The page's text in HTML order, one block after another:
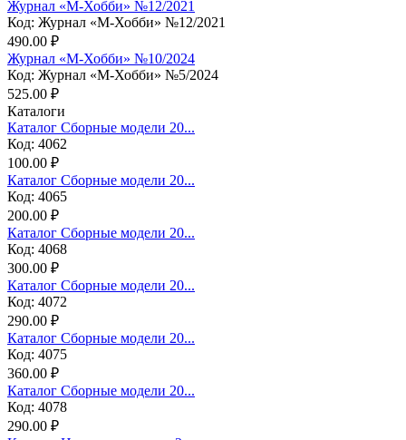
Журнал «М-Хобби» №12/2021
Код: Журнал «М-Хобби» №12/2021
490.00 ₽
Журнал «М-Хобби» №10/2024
Код: Журнал «М-Хобби» №5/2024
525.00 ₽
Каталоги
Каталог Сборные модели 20...
Код: 4062
100.00 ₽
Каталог Сборные модели 20...
Код: 4065
200.00 ₽
Каталог Сборные модели 20...
Код: 4068
300.00 ₽
Каталог Сборные модели 20...
Код: 4072
290.00 ₽
Каталог Сборные модели 20...
Код: 4075
360.00 ₽
Каталог Сборные модели 20...
Код: 4078
290.00 ₽